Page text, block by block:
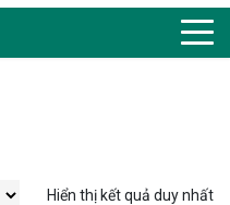
Hiển thị kết quả duy nhất